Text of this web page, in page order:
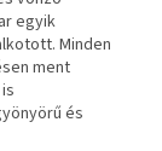
egyik
Minden
ment
és